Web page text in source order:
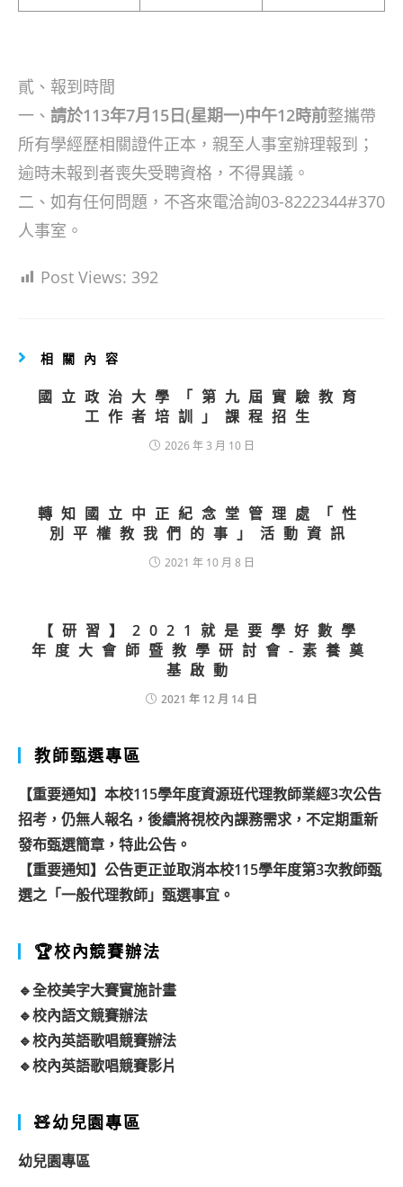
貳、報到時間
一、 請於113年7月15日(星期一)中午12時前整攜帶
所有學經歷相關證件正本，親至人事室辦理報到；
逾時未報到者喪失受聘資格，不得異議。
二、如有任何問題，不吝來電洽詢03-8222344#370
人事室。
Post Views: 392
相關內容
國立政治大學「第九屆實驗教育
工作者培訓」課程招生
2026 年 3 月 10 日
轉知國立中正紀念堂管理處「性
別平權教我們的事」活動資訊
2021 年 10 月 8 日
【研習】2021就是要學好數學
年度大會師暨教學研討會-素養奠
基啟動
2021 年 12 月 14 日
教師甄選專區
【重要通知】本校115學年度資源班代理教師業經3次公告
招考，仍無人報名，後續將視校內課務需求，不定期重新
發布甄選簡章，特此公告。
【重要通知】公告更正並取消本校115學年度第3次教師甄
選之「一般代理教師」甄選事宜。
🏆校內競賽辦法
🔹全校美字大賽實施計畫
🔹校內語文競賽辦法
🔹校內英語歌唱競賽辦法
🔹校內英語歌唱競賽影片
🧸幼兒園專區
幼兒園專區